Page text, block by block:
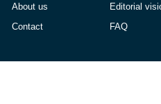
About us
Contact
Editorial
FAQ